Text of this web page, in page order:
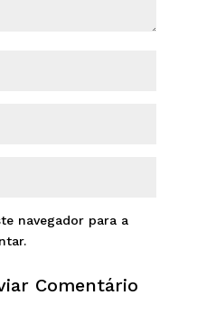
navegador para a